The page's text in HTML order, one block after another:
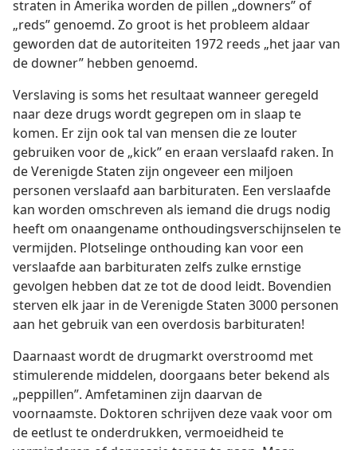
straten in Amerika worden de pillen „downers” of
„reds” genoemd. Zo groot is het probleem aldaar
geworden dat de autoriteiten 1972 reeds „het jaar van
de downer” hebben genoemd.
Verslaving is soms het resultaat wanneer geregeld
naar deze drugs wordt gegrepen om in slaap te
komen. Er zijn ook tal van mensen die ze louter
gebruiken voor de „kick” en eraan verslaafd raken. In
de Verenigde Staten zijn ongeveer een miljoen
personen verslaafd aan barbituraten. Een verslaafde
kan worden omschreven als iemand die drugs nodig
heeft om onaangename onthoudingsverschijnselen te
vermijden. Plotselinge onthouding kan voor een
verslaafde aan barbituraten zelfs zulke ernstige
gevolgen hebben dat ze tot de dood leidt. Bovendien
sterven elk jaar in de Verenigde Staten 3000 personen
aan het gebruik van een overdosis barbituraten!
Daarnaast wordt de drugmarkt overstroomd met
stimulerende middelen, doorgaans beter bekend als
„peppillen”. Amfetaminen zijn daarvan de
voornaamste. Doktoren schrijven deze vaak voor om
de eetlust te onderdrukken, vermoeidheid te